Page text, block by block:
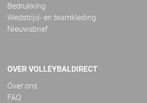
Bedrukking
Wedstrijd- en teamkleding
Nieuwsbrief
OVER VOLLEYBALDIRECT
Over ons
FAQ